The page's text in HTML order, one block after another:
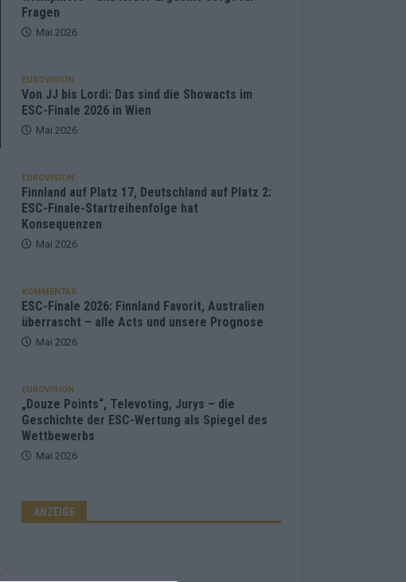
Fragen
Mai 2026
EUROVISION
Von JJ bis Lordi: Das sind die Showacts im
ESC-Finale 2026 in Wien
Mai 2026
EUROVISION
Finnland auf Platz 17, Deutschland auf Platz 2:
ESC-Finale-Startreihenfolge hat
Konsequenzen
Mai 2026
KOMMENTAR
ESC-Finale 2026: Finnland Favorit, Australien
überrascht – alle Acts und unsere Prognose
Mai 2026
EUROVISION
„Douze Points“, Televoting, Jurys – die
Geschichte der ESC-Wertung als Spiegel des
Wettbewerbs
Mai 2026
ANZEIGE